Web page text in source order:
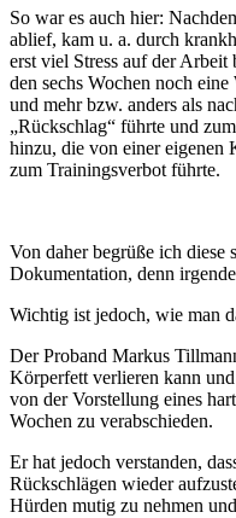
So war es auch hier:
ablief, kam u. a. durch
erst viel Stress auf der Arbeit
den sechs Wochen noch
und mehr bzw. anders als
„Rückschlag“ führte und
hinzu, die von einer eigenen
zum Trainingsverbot führte.
Von daher begrüße ich diese
Dokumentation, denn
Wichtig ist jedoch, wie man
Der Proband Markus
Körperfett verlieren kann
von der Vorstellung eines
Wochen zu verabschieden.
Er hat jedoch verstanden,
Rückschlägen wieder
Hürden mutig zu nehmen